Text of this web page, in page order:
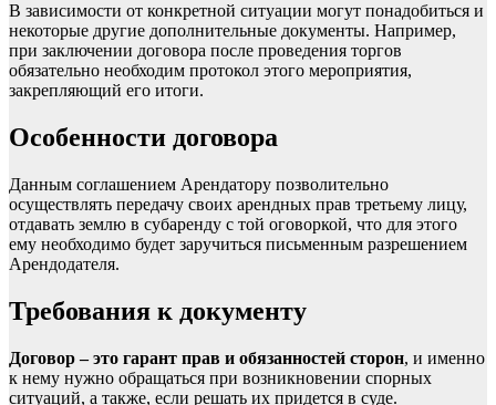
В зависимости от конкретной ситуации могут понадобиться и
некоторые другие дополнительные документы. Например,
при заключении договора после проведения торгов
обязательно необходим протокол этого мероприятия,
закрепляющий его итоги.
Особенности договора
Данным соглашением Арендатору позволительно
осуществлять передачу своих арендных прав третьему лицу,
отдавать землю в субаренду с той оговоркой, что для этого
ему необходимо будет заручиться письменным разрешением
Арендодателя.
Требования к документу
Договор– это гарант прав и обязанностей сторон, и именно
к нему нужно обращаться при возникновении спорных
ситуаций, а также, если решать их придется в суде.